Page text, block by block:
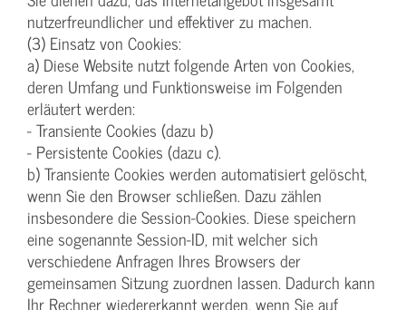
nutzerfreundlicher und effektiver zu machen.
(3) Einsatz von Cookies:
a) Diese Website nutzt folgende Arten von Cookies,
deren Umfang und Funktionsweise im Folgenden
erläutert werden:
- Transiente Cookies (dazu b)
- Persistente Cookies (dazu c).
b) Transiente Cookies werden automatisiert gelöscht,
wenn Sie den Browser schließen. Dazu zählen
insbesondere die Session-Cookies. Diese speichern
eine sogenannte Session-ID, mit welcher sich
verschiedene Anfragen Ihres Browsers der
gemeinsamen Sitzung zuordnen lassen. Dadurch kann
Ihr Rechner wiedererkannt werden, wenn Sie auf